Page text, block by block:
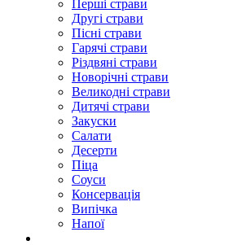
Перші страви
Другі страви
Пісні страви
Гарячі страви
Різдвяні страви
Новорічні страви
Великодні страви
Дитячі страви
Закуски
Салати
Десерти
Піца
Соуси
Консервація
Випічка
Напої